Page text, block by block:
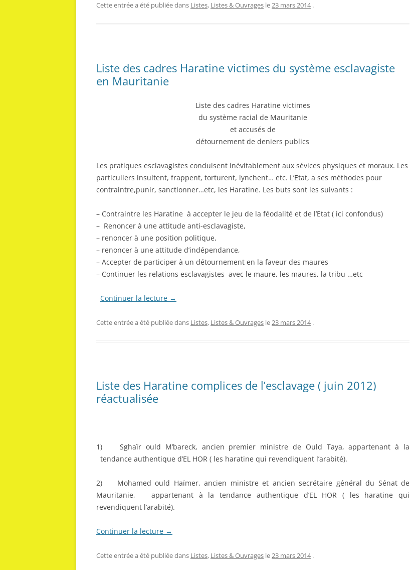
Cette entrée a été publiée dans Listes, Listes & Ouvrages le23 mars 2014 .
Liste des cadres Haratine victimes du système esclavagiste
en Mauritanie
Liste des cadres Haratine victimes
du système racial de Mauritanie
et accusés de
détournement de deniers publics
Les pratiques esclavagistes conduisent inévitablement aux sévices physiques et moraux. Les
particuliers insultent, frappent, torturent, lynchent… etc. L’Etat, a ses méthodes pour
contraintre,punir, sanctionner…etc, les Haratine. Les buts sont les suivants :
– Contraintre les Haratine à accepter le jeu de la féodalité et de l’Etat ( ici confondus)
– Renoncer à une attitude anti-esclavagiste,
– renoncer à une position politique,
– renoncer à une attitude d’indépendance,
– Accepter de participer à un détournement en la faveur des maures
– Continuer les relations esclavagistes avec le maure, les maures, la tribu …etc
Continuer la lecture →
Cette entrée a été publiée dans Listes, Listes & Ouvrages le23 mars 2014 .
Liste des Haratine complices de l’esclavage ( juin 2012)
réactualisée
1) Sghaïr ould M’bareck, ancien premier ministre de Ould Taya, appartenant à la
tendance authentique d’EL HOR ( les haratine qui revendiquent l’arabité).
2) Mohamed ould Haïmer, ancien ministre et ancien secrétaire général du Sénat de
Mauritanie, appartenant à la tendance authentique d’EL HOR ( les haratine qui
revendiquent l’arabité).
Continuer la lecture →
Cette entrée a été publiée dans Listes, Listes & Ouvrages le23 mars 2014 .